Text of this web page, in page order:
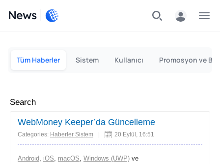
News
Tüm Haberler Sistem Kullanıcı Promosyon ve
Search
WebMoney Keeper’da Güncelleme
Categories: Haberler Sistem 20 Eylül, 16:51
Android, iOS, macOS, Windows (UWP) ve